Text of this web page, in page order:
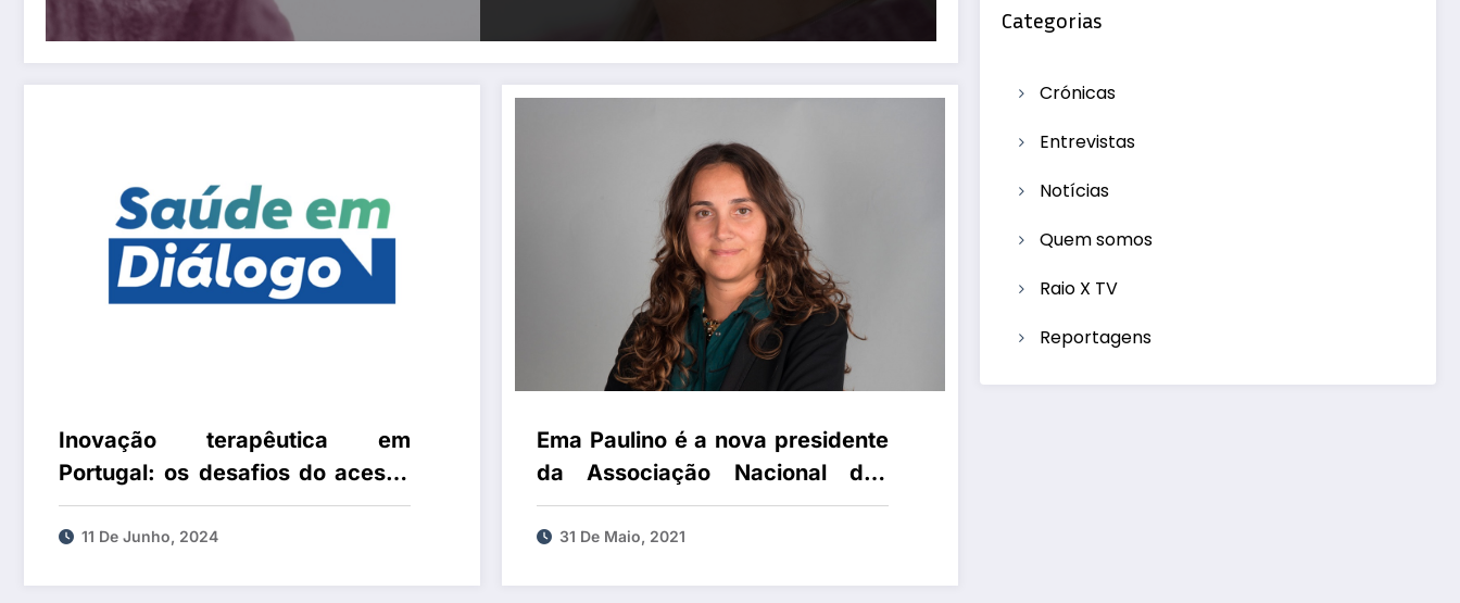
Inovação terapêutica em
Portugal: os desafios do acesso
e como podem os doentes ser
parte ativa no processo de
11 De Junho, 2024
Ema Paulino é a nova presidente
da Associação Nacional das
Farmácias
31 De Maio, 2021
Categorias
Crónicas
Entrevistas
Notícias
Quem somos
Raio X TV
Reportagens